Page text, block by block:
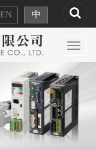
EN 中